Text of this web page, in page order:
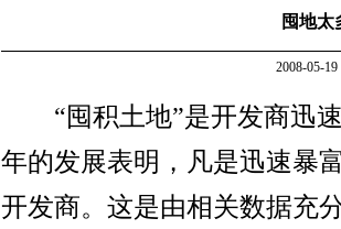
囤地太
2008-05-
“囤积土地”是开发商迅速
年的发展表明，凡是迅速暴
开发商。这是由相关数据充